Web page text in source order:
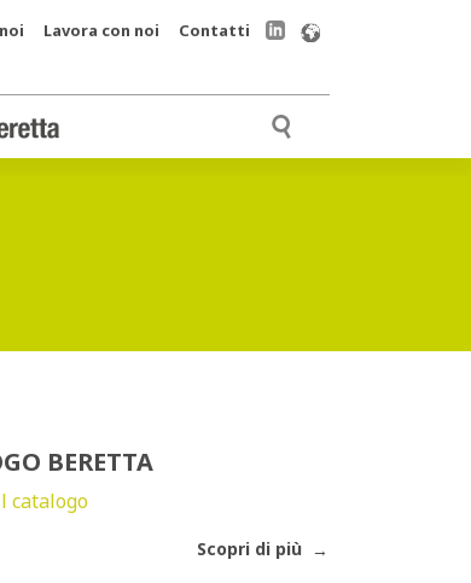
Lavora con noi Contatti
BERETTA
Scopri di più